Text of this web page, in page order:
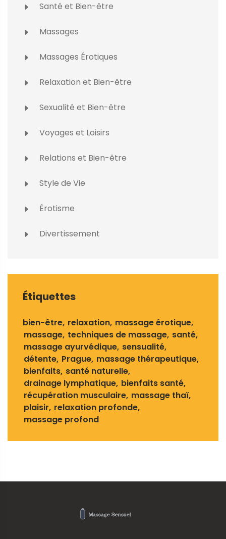
Santé et Bien-être
Massages
Massages Érotiques
Relaxation et Bien-être
Sexualité et Bien-être
Voyages et Loisirs
Relations et Bien-être
Style de Vie
Érotisme
Divertissement
Étiquettes
bien-être relaxation massage érotique
massage techniques de massage santé
massage ayurvédique sensualité
détente Prague massage thérapeutique
bienfaits santé naturelle
drainage lymphatique bienfaits santé
récupération musculaire massage thaï
plaisir relaxation profonde
massage profond